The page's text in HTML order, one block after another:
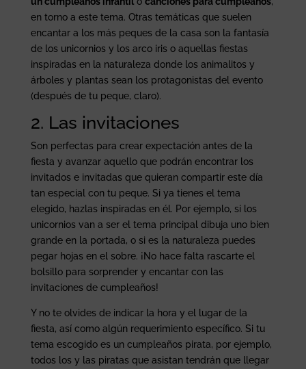
en torno a este tema. Otras temáticas que suelen
encantar a los más peques de la casa son la fantasía
de los unicornios y los arco iris o aquellas fiestas
inspiradas en la naturaleza donde los animalitos y
árboles y plantas sean los protagonistas del evento
(después de tu peque, claro).
2. Las invitaciones
Son perfectas para crear expectación antes de la
fiesta y avanzar aquello que podrán encontrar los
invitados e invitadas que quieran compartir este día
tan especial con tu peque. Si ya tienes el tema
elegido, hazlas inspiradas en él. Por ejemplo, si los
unicornios van a ser el tema principal dibuja uno bien
grande en la portada, o si es la naturaleza puedes
pegar hojas en el sobre. ¡No hace falta rascarte el
bolsillo para sorprender y encantar con las
invitaciones de cumpleaños!
Y no te olvides de indicar la hora y el lugar de la
fiesta, así como algún requerimiento específico. Si tu
tema escogido es un cumpleaños pirata, por ejemplo,
todos los y las piratas que asistan tendrán que llegar